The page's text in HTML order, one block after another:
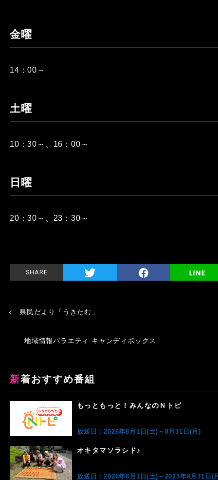
金曜
14：00～
土曜
10：30～、16：00～
日曜
20：30～、23：30～
SHARE
県民だより「うきたむ」
地域情報バラエティ キャンディボックス
新着おすすめ番組
もっともっと！みんなのＮトピ
放送日：2026年8月1日(土)～8月31日(月)
オキタマソラシド♪
放送日：2026年8月1日(土)～2023年8月31日(